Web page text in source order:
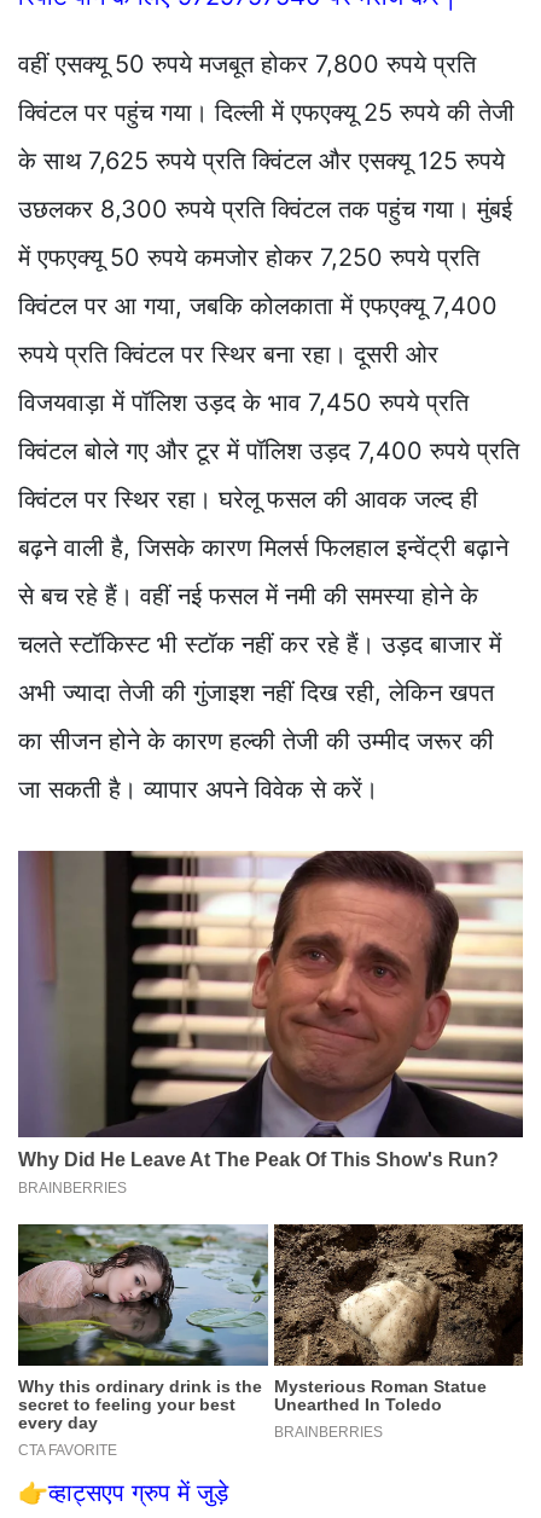
वहीं एसक्यू 50 रुपये मजबूत होकर 7,800 रुपये प्रति
क्विंटल पर पहुंच गया। दिल्ली में एफएक्यू 25 रुपये की तेजी
के साथ 7,625 रुपये प्रति क्विंटल और एसक्यू 125 रुपये
उछलकर 8,300 रुपये प्रति क्विंटल तक पहुंच गया। मुंबई
में एफएक्यू 50 रुपये कमजोर होकर 7,250 रुपये प्रति
क्विंटल पर आ गया, जबकि कोलकाता में एफएक्यू 7,400
रुपये प्रति क्विंटल पर स्थिर बना रहा। दूसरी ओर
विजयवाड़ा में पॉलिश उड़द के भाव 7,450 रुपये प्रति
क्विंटल बोले गए और टूर में पॉलिश उड़द 7,400 रुपये प्रति
क्विंटल पर स्थिर रहा। घरेलू फसल की आवक जल्द ही
बढ़ने वाली है, जिसके कारण मिलर्स फिलहाल इन्वेंट्री बढ़ाने
से बच रहे हैं। वहीं नई फसल में नमी की समस्या होने के
चलते स्टॉकिस्ट भी स्टॉक नहीं कर रहे हैं। उड़द बाजार में
अभी ज्यादा तेजी की गुंजाइश नहीं दिख रही, लेकिन खपत
का सीजन होने के कारण हल्की तेजी की उम्मीद जरूर की
जा सकती है। व्यापार अपने विवेक से करें।
👉व्हाट्सएप ग्रुप में जुड़े